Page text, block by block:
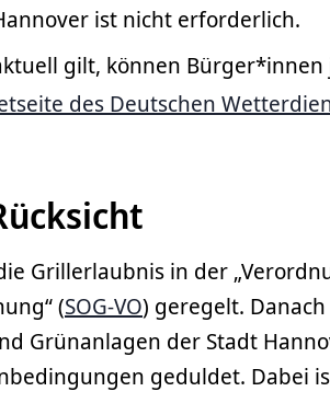
ist nicht erforderlich.
gilt, können
des Deutschen
Grillerlaubnis in der
(SOG-VO) geregelt.
Grünanlagen der Stadt
geduldet. Dabei